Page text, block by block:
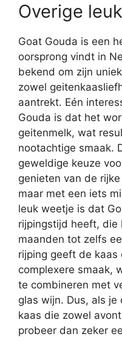
Overige
Goat Gouda is een
oorsprong vindt in
bekend om zijn
zowel
aantrekt. Eén
Gouda is dat het
geitenmelk, wat
nootachtige smaak.
geweldige keuze
genieten van de
maar met een iets
leuk weetje is dat
rijpingstijd heeft, die
maanden tot zelfs
rijping geeft de kaas
complexere smaak,
te combineren met
glas wijn. Dus, als
kaas die zowel
probeer dan zeker